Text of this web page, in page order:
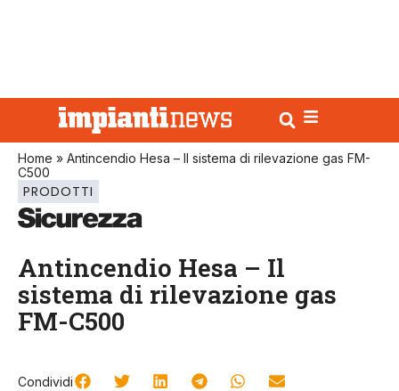
Home » Antincendio Hesa – Il sistema di rilevazione gas FM-
C500
PRODOTTI
Antincendio Hesa – Il
sistema di rilevazione gas
FM-C500
Condividi